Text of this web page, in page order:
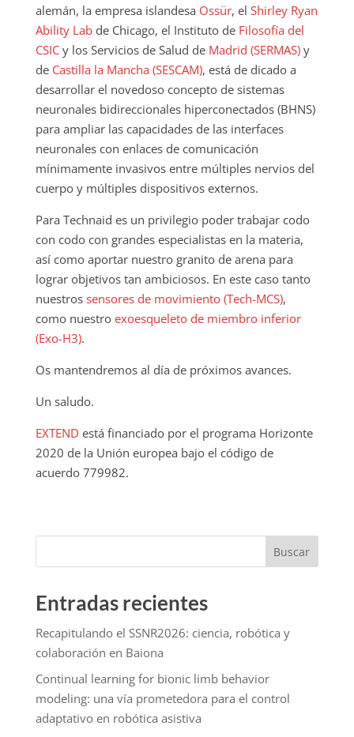
alemán, la empresa islandesa Ossür, el Shirley Ryan
Ability Labde Chicago, el Instituto de Filosofía del
CSICy los Servicios de Salud de Madrid (SERMAS)y
de Castilla la Mancha (SESCAM), está de dicado a
desarrollar el novedoso concepto de sistemas
neuronales bidireccionales hiperconectados (BHNS)
para ampliar las capacidades de las interfaces
neuronales con enlaces de comunicación
mínimamente invasivos entre múltiples nervios del
cuerpo y múltiples dispositivos externos.
Para Technaid es un privilegio poder trabajar codo
con codo con grandes especialistas en la materia,
así como aportar nuestro granito de arena para
lograr objetivos tan ambiciosos. En este caso tanto
nuestros sensores de movimiento (Tech-MCS),
como nuestro exoesqueleto de miembro inferior
(Exo-H3).
Os mantendremos al día de próximos avances.
Un saludo.
EXTEND está financiado por el programa Horizonte
2020 de la Unión europea bajo el código de
acuerdo 779982.
Buscar
Entradas recientes
Recapitulando el SSNR2026: ciencia, robótica y
colaboración en Baiona
Continual learning for bionic limb behavior
modeling: una vía prometedora para el control
adaptativo en robótica asistiva